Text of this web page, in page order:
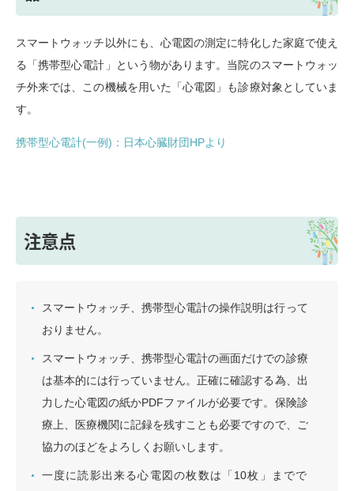
スマートウォッチ以外にも、心電図の測定に特化した家庭で使え
る「携帯型心電計」という物があります。当院のスマートウォッ
チ外来では、この機械を用いた「心電図」も診療対象としていま
す。
携帯型心電計(一例)：日本心臓財団HPより
注意点
スマートウォッチ、携帯型心電計の操作説明は行って
おりません。
スマートウォッチ、携帯型心電計の画面だけでの診療
は基本的には行っていません。正確に確認する為、出
力した心電図の紙かPDFファイルが必要です。保険診
療上、医療機関に記録を残すことも必要ですので、ご
協力のほどをよろしくお願いします。
一度に読影出来る心電図の枚数は「10枚」までで